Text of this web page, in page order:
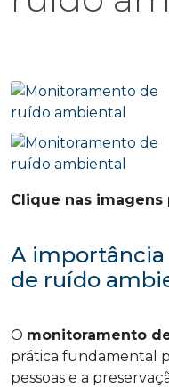
Clique nas imagens
A
de ruído
O monitoramento
prática fundamental
pessoas e a